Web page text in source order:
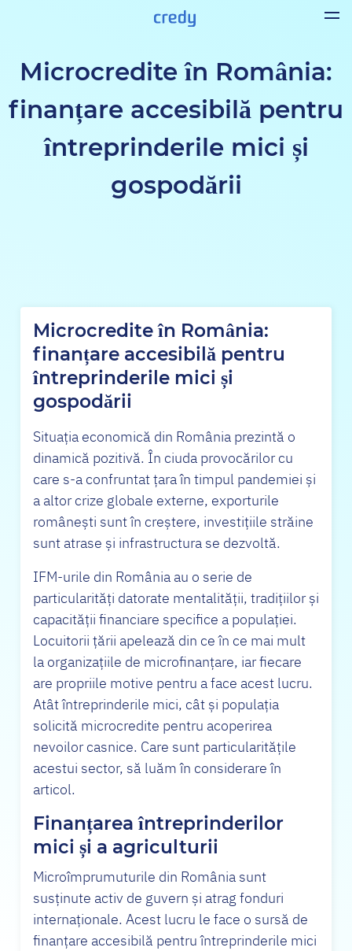
Microcredite în România:
finanțare accesibilă pentru
întreprinderile mici și
gospodării
Microcredite în România:
finanțare accesibilă pentru
întreprinderile mici și
gospodării
Situația economică din România prezintă o
dinamică pozitivă. În ciuda provocărilor cu
care s-a confruntat țara în timpul pandemiei și
a altor crize globale externe, exporturile
românești sunt în creștere, investițiile străine
sunt atrase și infrastructura se dezvoltă.
IFM-urile din România au o serie de
particularități datorate mentalității, tradițiilor și
capacității financiare specifice a populației.
Locuitorii țării apelează din ce în ce mai mult
la organizațiile de microfinanțare, iar fiecare
are propriile motive pentru a face acest lucru.
Atât întreprinderile mici, cât și populația
solicită microcredite pentru acoperirea
nevoilor casnice. Care sunt particularitățile
acestui sector, să luăm în considerare în
articol.
Finanțarea întreprinderilor
mici și a agriculturii
Microîmprumuturile din România sunt
susținute activ de guvern și atrag fonduri
internaționale. Acest lucru le face o sursă de
finanțare accesibilă pentru întreprinderile mici